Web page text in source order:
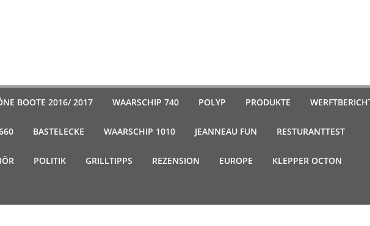
BOOTE 2016/ 2017 WAARSCHIP 740 POLYP PRODUKTE
BASTELECKE WAARSCHIP 1010 JEANNEAU FUN RESTURANTTEST
POLITIK GRILLTIPPS REZENSION EUROPE KLEPPER OCTON